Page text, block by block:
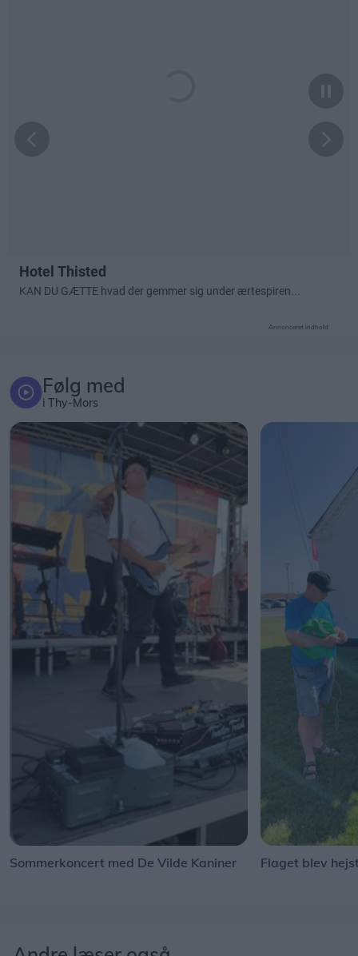
Annonceret indhold
Følg med
i Thy-Mors
Sommerkoncert med De Vilde Kaniner Flaget blev